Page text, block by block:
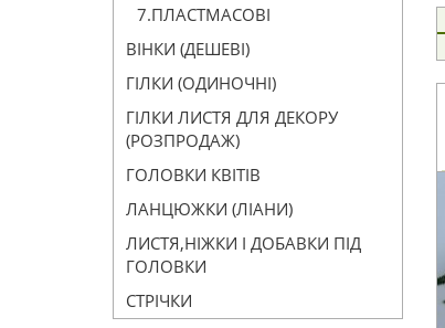
7.ПЛАСТМАСОВІ
ВІНКИ (ДЕШЕВІ)
ГІЛКИ (ОДИНОЧНІ)
ГІЛКИ ЛИСТЯ ДЛЯ ДЕКОРУ
(РОЗПРОДАЖ)
ГОЛОВКИ КВІТІВ
ЛАНЦЮЖКИ (ЛІАНИ)
ЛИСТЯ,НІЖКИ І ДОБАВКИ ПІД
ГОЛОВКИ
СТРІЧКИ